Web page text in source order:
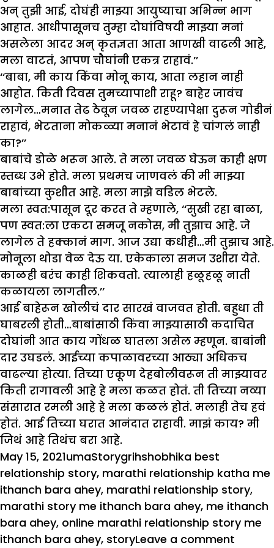
अन् तुझी आई, दोघंही माझ्या आयुष्याचा अभिन्न भाग
आहात. आधीपासूनच तुम्हा दोघांविषयी माझ्या मनां
असलेला आदर अन् कृतज्ञता आता आणखी वाढली आहे,
मला वाटतं, आपण चौघांनी एकत्र राहावं.’’
‘‘बाबा, मी काय किंवा मोनू काय, आता लहान नाही
आहोत. किती दिवस तुमच्यापाशी राहू? बाहेर जावंच
लागेल…मनात तेढ ठेवून जवळ राहण्यापेक्षा दुरून गोडीनं
राहावं, भेटताना मोकळ्या मनानं भेटावं हे चांगलं नाही
का?’’
बाबांचे डोळे भरून आले. ते मला जवळ घेऊन काही क्षण
स्तब्ध उभे होते. मला प्रथमच जाणवलं की मी माझ्या
बाबांच्या कुशीत आहे. मला माझे वडिल भेटले.
मला स्वत:पासून दूर करत ते म्हणाले, ‘‘सुखी रहा बाळा,
पण स्वत:ला एकटा समजू नकोस, मी तुझाच आहे. जे
लागेल ते हक्कानं माग. आज उद्या कधीही…मी तुझाच आहे.
मोनूला थोडा वेळ देऊ या. एकेकाला समज उशीरा येते.
काळही बरंच काही शिकवतो. त्यालाही हळूहळू नाती
कळायला लागतील.’’
आई बाहेरून खोलीचं दार सारखं वाजवत होती. बहुधा ती
घाबरली होती…बाबांसाठी किंवा माझ्यासाठी कदाचित
दोघांनी आत काय गोंधळ घातला असेल म्हणून. बाबांनी
दार उघडलं. आईच्या कपाळावरच्या आठ्या अधिकच
वाढल्या होत्या. तिच्या एकूण देहबोलीवरून ती माझ्यावर
किती रागावली आहे हे मला कळत होतं. ती तिच्या नव्या
संसारात रमली आहे हे मला कळलं होतं. मलाही तेच हवं
होतं. आई तिच्या घरात आनंदात राहावी. माझं काय? मी
जिथं आहे तिथंच बरा आहे.
Posted
on
May 15, 2021Author
umaCategories
StoryTags
grihshobhika best
relationship story, marathi relationship katha me
ithanch bara ahey, marathi relationship story,
marathi story me ithanch bara ahey, me ithanch
bara ahey, online marathi relationship story me
ithanch bara ahey, storyLeave a comment